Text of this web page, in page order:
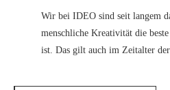
Wir bei IDEO sind seit langem
menschliche Kreativität die
ist. Das gilt auch im Zeitalter